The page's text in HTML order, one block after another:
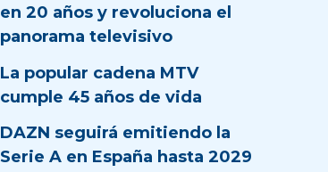
en 20 años y revoluciona el
panorama televisivo
La popular cadena MTV
cumple 45 años de vida
DAZN seguirá emitiendo la
Serie A en España hasta 2029